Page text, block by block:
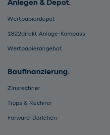
Anlegen & Depot
Wertpapierdepot
1822direkt Anlage-Kompass
Wertpapierangebot
Baufinanzierung
Zinsrechner
Tipps & Rechner
Forward-Darlehen